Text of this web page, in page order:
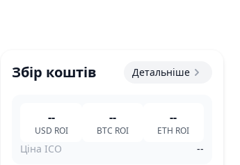
Збір коштів Детальніше
--
USD ROI
--
BTC ROI
--
ETH ROI
Ціна ICO --